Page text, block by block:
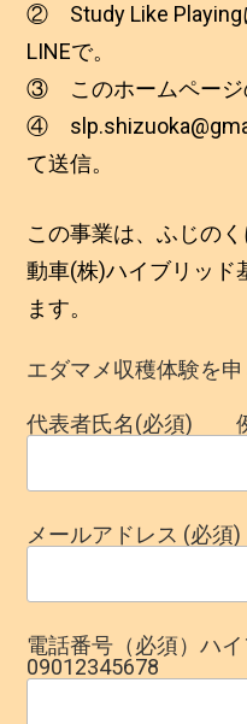
② Study Like Playing
LINEで。
③ このホームページ
④
て送信。
この事業は、ふじの
動車(株)ハイブリッド
ます。
エダマメ収穫体験を
代表者氏名(必須)
メールアドレス (必
電話番号（必須）ハ
09012345678